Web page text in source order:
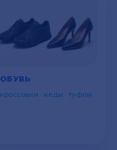
ОБУВЬ
кроссовки · кеды · туфли